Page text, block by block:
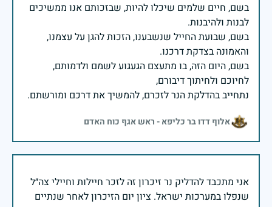
בשם, חיים שלמים שיכלו להיות, שבזכותם אנו ממשיכים
בשם, שבועת החייל שנשבענו, הזכות להגן על עצמנו,
בשם, היום הזה, בו מתעצם הגעגוע לשמם ולדמותם,
נתחייב בהדלקת הנר לזכרם, להמשיך את דרכם ומורשתם.
אלוף דדו בר כליפא - ראש אגף כוח האדם
אני מתכבד להדליק נר זיכרון זה לזכר חיילות וחיילי צה״ל
שנפלו במערכות ישראל. ציון יום הזיכרון לאחר שנתיים